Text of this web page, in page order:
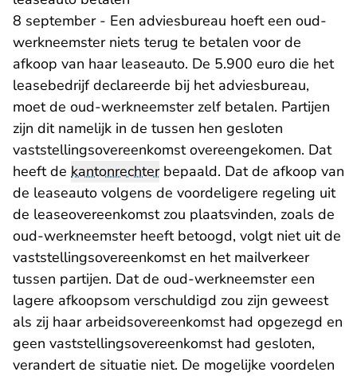
8 september - Een adviesbureau hoeft een oud-
werkneemster niets terug te betalen voor de
afkoop van haar leaseauto. De 5.900 euro die het
leasebedrijf declareerde bij het adviesbureau,
moet de oud-werkneemster zelf betalen. Partijen
zijn dit namelijk in de tussen hen gesloten
vaststellingsovereenkomst overeengekomen. Dat
heeft de kantonrechterbepaald. Dat de afkoop van
de leaseauto volgens de voordeligere regeling uit
de leaseovereenkomst zou plaatsvinden, zoals de
oud-werkneemster heeft betoogd, volgt niet uit de
vaststellingsovereenkomst en het mailverkeer
tussen partijen. Dat de oud-werkneemster een
lagere afkoopsom verschuldigd zou zijn geweest
als zij haar arbeidsovereenkomst had opgezegd en
geen vaststellingsovereenkomst had gesloten,
verandert de situatie niet. De mogelijke voordelen